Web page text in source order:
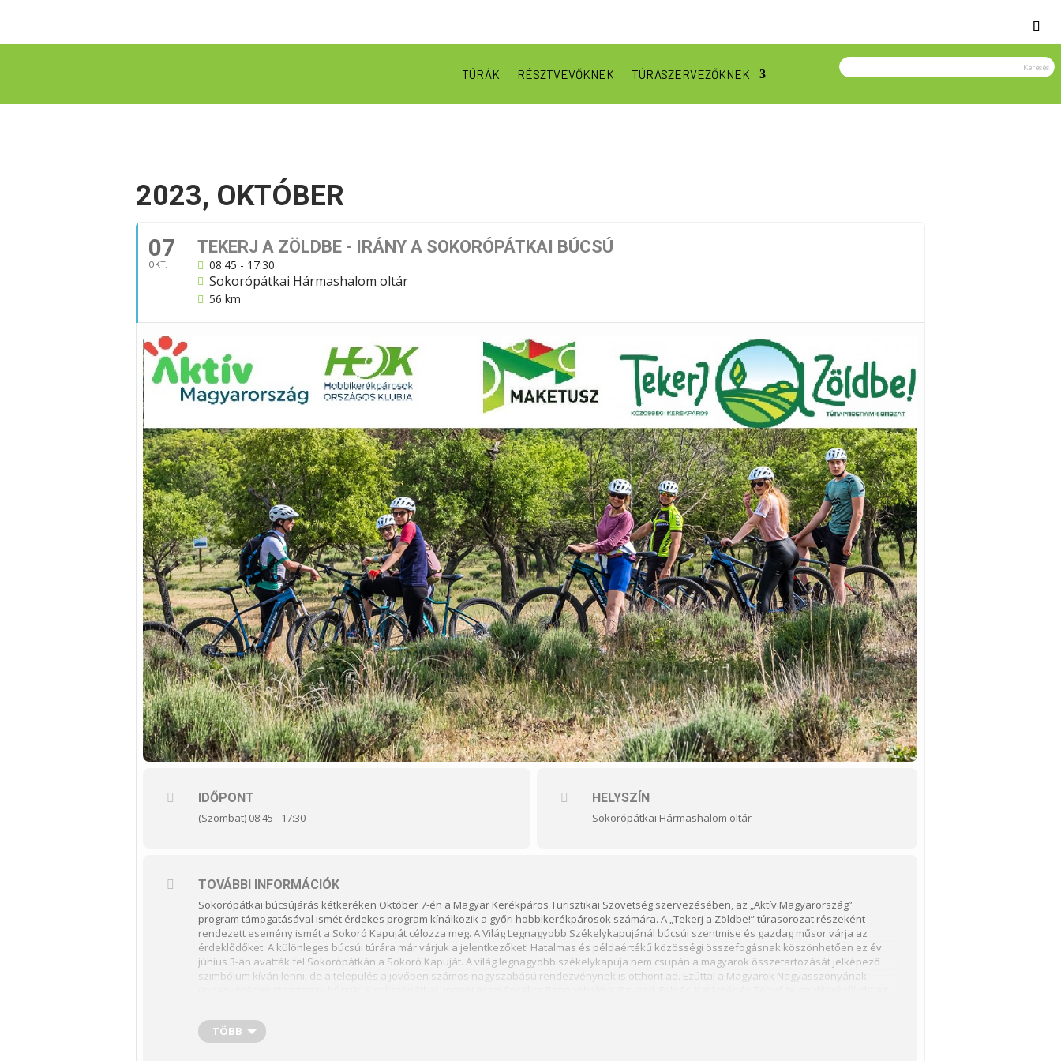
TÚRÁK RÉSZTVEVŐKNEK TÚRASZERVEZŐKNEK
2023, OKTÓBER
07
OKT.
TEKERJ A ZÖLDBE - IRÁNY A SOKORÓPÁTKAI BÚCSÚ
08:45 - 17:30
Sokorópátkai Hármashalom oltár
56 km
IDŐPONT
(Szombat) 08:45 - 17:30
HELYSZÍN
Sokorópátkai Hármashalom oltár
TOVÁBBI INFORMÁCIÓK
Sokorópátkai búcsújárás kétkeréken Október 7-én a Magyar Kerékpáros Turisztikai Szövetség szervezésében, az „Aktív Magyarország”
program támogatásával ismét érdekes program kínálkozik a győri hobbikerékpárosok számára. A „Tekerj a Zöldbe!” túrasorozat részeként
rendezett esemény ismét a Sokoró Kapuját célozza meg. A Világ Legnagyobb Székelykapujánál búcsúi szentmise és gazdag műsor várja az
érdeklődőket. A különleges búcsúi túrára már várjuk a jelentkezőket! Hatalmas és példaértékű közösségi összefogásnak köszönhetően ez év
június 3-án avatták fel Sokorópátkán a Sokoró Kapuját. A világ legnagyobb székelykapuja nem csupán a magyarok összetartozását jelképező
szimbólum kíván lenni, de a település a jövőben számos nagyszabású rendezvénynek is otthont ad. Ezúttal a Magyarok Nagyasszonyának
hobbikerékpáros csoporttal indulunk a helyszínre. A túra hossza 56km. A túra könnyű családbarát.
programja: A délelőtt 11 órakor kezdődő program a sokorópátkai Hármashalom oltárnál veszi kezdetét. Elsőként Kara Ákos országgyűlési
képviselő, Bassák Attila sokorópátkai polgármester, illetve Vajda Péter Sokorói Tájegység Egyesülés vezetője, a Sokoró Kapuja felépítésének
TÖBB